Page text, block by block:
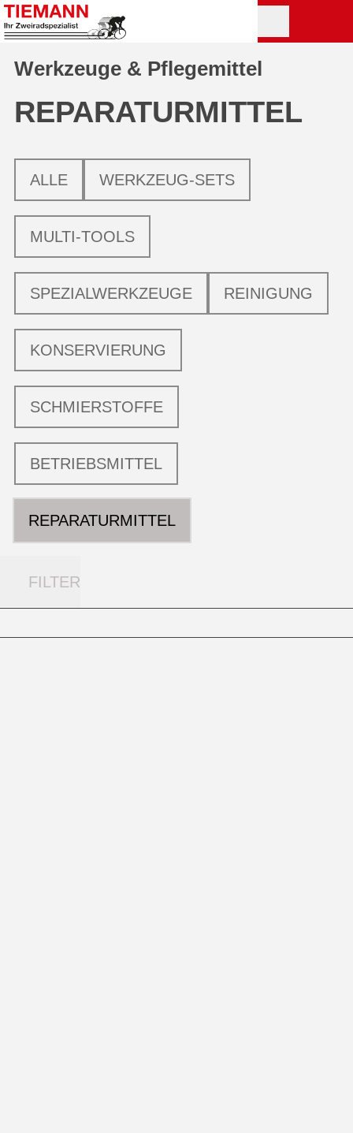
Werkzeuge & Pflegemittel
REPARATUR­MITTEL
ALLE WERKZEUG-SETS
MULTI-TOOLS
SPEZIALWERKZEUGE REINIGUNG
KONSERVIERUNG
SCHMIERSTOFFE
BETRIEBSMITTEL
REPARATURMITTEL
FILTER